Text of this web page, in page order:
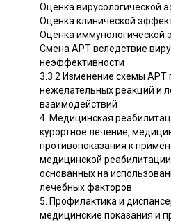
Оценка вирусологической
Оценка клинической
Оценка иммунологической
Смена АРТ вследствие
неэффективности
3.3.2 Изменение схемы АРТ
нежелательных реакций и
взаимодействий
4. Медицинская
курортное лечение,
противопоказания к
медицинской
основанных на
лечебных факторов
5. Профилактика и
медицинские показания и